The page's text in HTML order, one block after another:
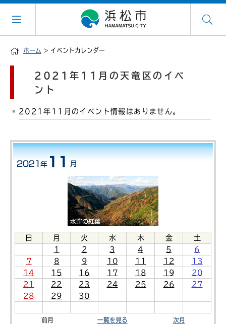
ホーム > イベントカレンダー
日 月 火 水 木 金
土
1
2 3 4 5
6
7
8 9 10 11 12
13
14
15 16 17 18 19
20
21
22 23 24 25 26
27
28
29 30
前月 一覧を見る 次月
2021年11月の天竜区のイベ
ント
2021年11月のイベント情報はありません。